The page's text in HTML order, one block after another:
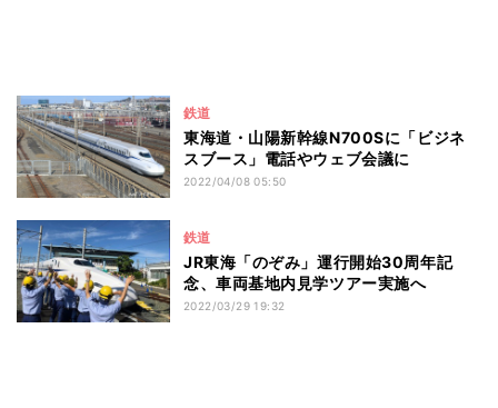
鉄道
東海道・山陽新幹線N700Sに「ビジネ
スブース」電話やウェブ会議に
2022/04/08 05:50
鉄道
JR東海「のぞみ」運行開始30周年記
念、車両基地内見学ツアー実施へ
2022/03/29 19:32